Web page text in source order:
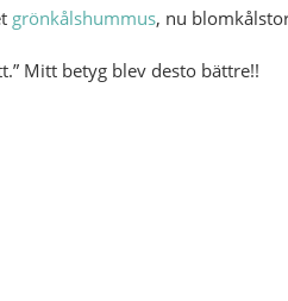
grönkålshummus, nu
Mitt betyg blev desto bättre!!